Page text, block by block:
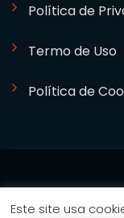
Política de
Termo de Uso
Política de
Este site usa